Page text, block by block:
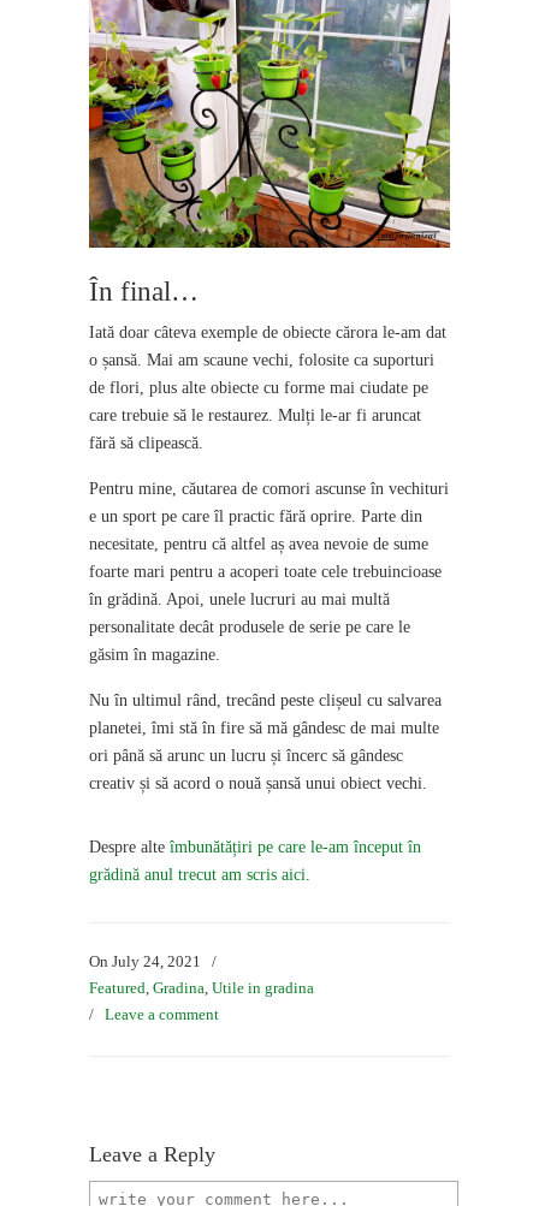
În final…
Iată doar câteva exemple de obiecte cărora le-am dat
o șansă. Mai am scaune vechi, folosite ca suporturi
de flori, plus alte obiecte cu forme mai ciudate pe
care trebuie să le restaurez. Mulți le-ar fi aruncat
fără să clipească.
Pentru mine, căutarea de comori ascunse în vechituri
e un sport pe care îl practic fără oprire. Parte din
necesitate, pentru că altfel aș avea nevoie de sume
foarte mari pentru a acoperi toate cele trebuincioase
în grădină. Apoi, unele lucruri au mai multă
personalitate decât produsele de serie pe care le
găsim în magazine.
Nu în ultimul rând, trecând peste clișeul cu salvarea
planetei, îmi stă în fire să mă gândesc de mai multe
ori până să arunc un lucru și încerc să gândesc
creativ și să acord o nouă șansă unui obiect vechi.
Despre alteîmbunătățiri pe care le-am început în
grădină anul trecut am scris aici
On July 24, 2021
/
Featured Gradina Utile in gradina
/ Leave a comment
Leave a Reply